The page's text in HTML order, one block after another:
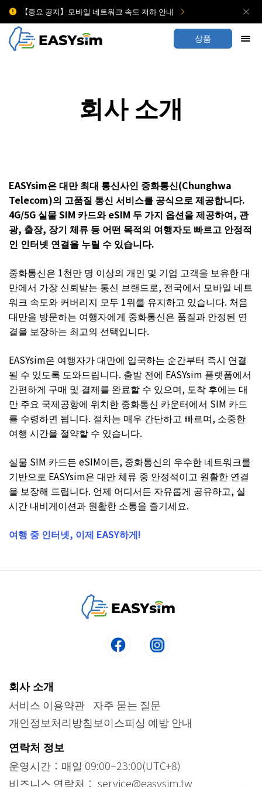
【중요 공지】모바일 네트워크 속도 저하 안내
상품
회사 소개
EASYsim은 대만 최대 통신사인 중화통신(Chunghwa
Telecom)의 고품질 통신 서비스를 공식으로 제공합니다.
4G/5G 실물 SIM 카드와 eSIM 두 가지 옵션을 제공하여, 관
광, 출장, 장기 체류 등 어떤 목적의 여행자도 빠르고 안정적
인 인터넷 연결을 누릴 수 있습니다.
중화통신은 1천만 명 이상의 개인 및 기업 고객을 보유한 대
만에서 가장 신뢰받는 통신 브랜드로, 전국에서 모바일 네트
워크 속도와 커버리지 모두 1위를 유지하고 있습니다. 처음
대만을 방문하는 여행자에게 중화통신은 품질과 안정된 연
결을 보장하는 최고의 선택입니다.
EASYsim은 여행자가 대만에 입국하는 순간부터 즉시 연결
될 수 있도록 도와드립니다. 출발 전에 EASYsim 플랫폼에서
간편하게 구매 및 결제를 완료할 수 있으며, 도착 후에는 대
만 주요 국제공항에 위치한 중화통신 카운터에서 SIM 카드
를 수령하면 됩니다. 절차는 매우 간단하고 빠르며, 소중한
여행 시간을 절약할 수 있습니다.
실물 SIM 카드든 eSIM이든, 중화통신의 우수한 네트워크를
기반으로 EASYsim은 대만 체류 중 안정적이고 원활한 연결
을 보장해 드립니다. 언제 어디서든 자유롭게 공유하고, 실
시간 내비게이션과 원활한 소통을 즐기세요.
여행 중 인터넷, 이제 EASY하게!
회사 소개
서비스 이용약관
개인정보처리방침
자주 묻는 질문
보이스피싱 예방 안내
연락처 정보
운영시간：매일 09:00–23:00(UTC+8)
비즈니스 연락처： service@easysim.tw